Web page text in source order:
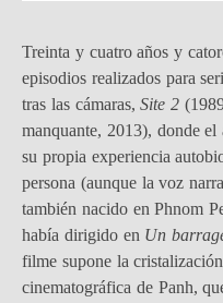
Treinta y cuatro años y
episodios realizados para
tras las cámaras,Site 2
manquante, 2013), donde
su propia experiencia
persona (aunque la voz
también nacido en Phnom
había dirigido en Un
filme supone la
cinematográfica de Panh,